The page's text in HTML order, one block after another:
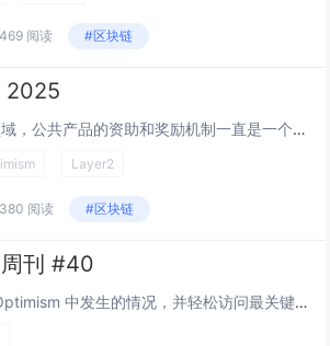
469 阅读 #区块链
2025
译者的话 在 Web3 领域，公共产品的资助和奖励机制一直是一个备受关注的话题。Optimism Collective 的这篇文章详细阐述了他们在 2025 年改进和发展 Retroactive Public Goods Funding（...
Layer2
380 阅读 #区块链
刊 #40
OP 中文周刊将分享 Optimism 中发生的情况，并轻松访问最关键的信息，以便轻松了解最新情况并做出明智的决策。 在每周回顾中，我们将回顾： Optimism 生态系统新闻 治理决策和提案更新、Grants 新闻 有影...